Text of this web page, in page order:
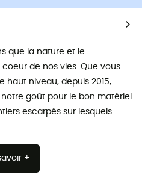
que la nature et le
de nos vies. Que vous
haut niveau, depuis 2015,
goût pour le bon matériel
escarpés sur lesquels
+